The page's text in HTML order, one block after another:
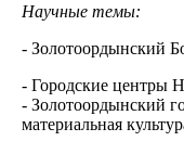
Научные темы:
- Золотоордынский
- Городские центры
- Золотоордынский
материальная